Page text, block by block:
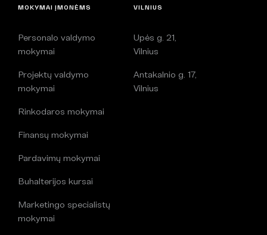
MOKYMAI ĮMONĖMS
Personalo valdymo
mokymai
Projektų valdymo
mokymai
Rinkodaros mokymai
Finansų mokymai
Pardavimų mokymai
Buhalterijos kursai
Marketingo specialistų
mokymai
VILNIUS
Upės g. 21,
Vilnius
Antakalnio g. 17,
Vilnius